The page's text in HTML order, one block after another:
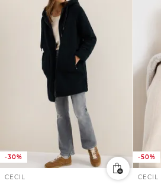
-30%
CECIL
-50%
CECIL